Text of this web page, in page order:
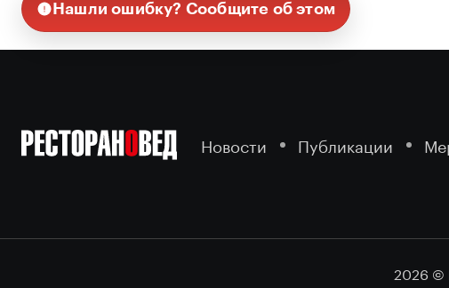
Нашли ошибку? Сообщите об этом
Новости Публикации
2026 ©